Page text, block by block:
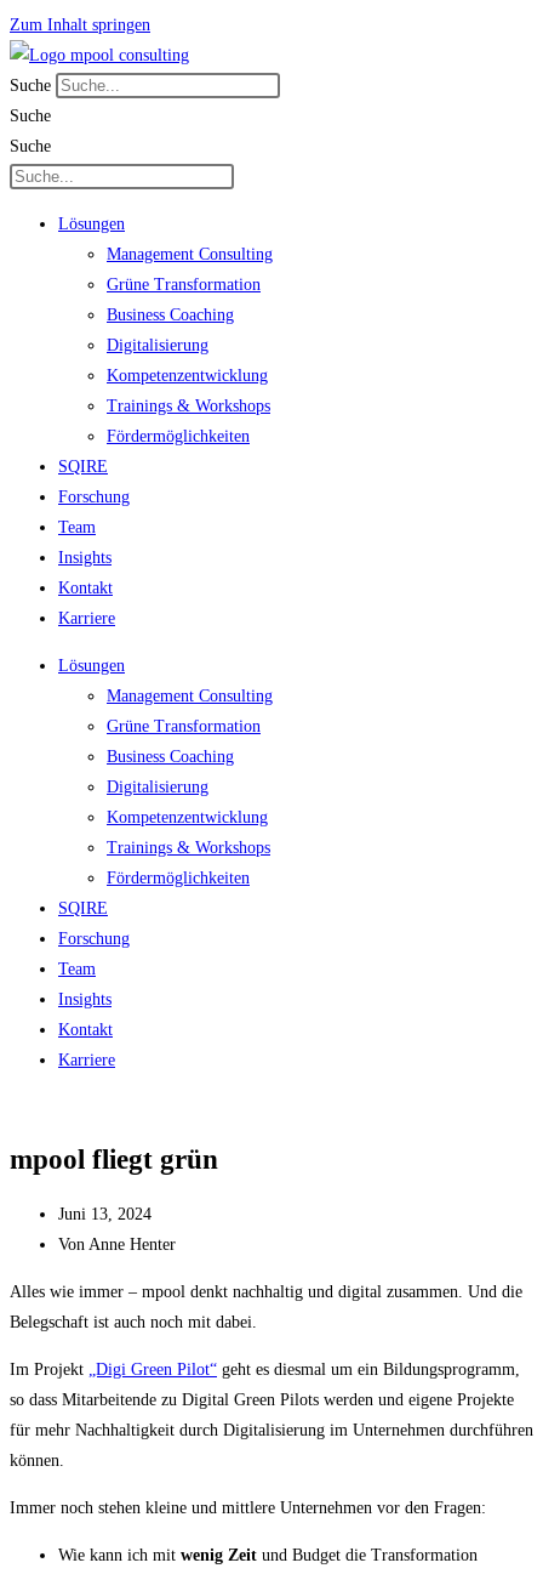
Zum Inhalt springen
Suche
Suche
Suche
Lösungen
Management Consulting
Grüne Transformation
Business Coaching
Digitalisierung
Kompetenzentwicklung
Trainings & Workshops
Fördermöglichkeiten
SQIRE
Forschung
Team
Insights
Kontakt
Karriere
Lösungen
Management Consulting
Grüne Transformation
Business Coaching
Digitalisierung
Kompetenzentwicklung
Trainings & Workshops
Fördermöglichkeiten
SQIRE
Forschung
Team
Insights
Kontakt
Karriere
mpool fliegt grün
Juni 13, 2024
Von Anne Henter
Alles wie immer – mpool denkt nachhaltig und digital zusammen. Und die
Belegschaft ist auch noch mit dabei.
Im Projekt „Digi Green Pilot“ geht es diesmal um ein Bildungsprogramm,
so dass Mitarbeitende zu Digital Green Pilots werden und eigene Projekte
für mehr Nachhaltigkeit durch Digitalisierung im Unternehmen durchführen
können.
Immer noch stehen kleine und mittlere Unternehmen vor den Fragen:
Wie kann ich mit wenig Zeit und Budget die Transformation